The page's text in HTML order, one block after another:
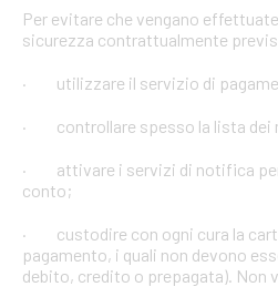
Per evitare che vengano
sicurezza contrattualmente
· utilizzare il servizio di
· controllare spesso la lista dei
· attivare i servizi di notifica per
conto;
· custodire con ogni cura la
pagamento, i quali non devono
debito, credito o prepagata). Non